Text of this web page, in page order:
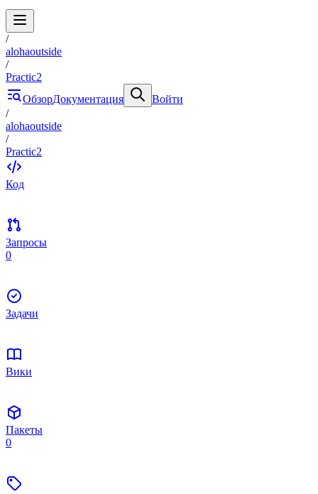
/
alohaoutside
/
Practic2
ОбзорДокументация
Войти
/
alohaoutside
/
Practic2
Код
Запросы
0
Задачи
Вики
Пакеты
0